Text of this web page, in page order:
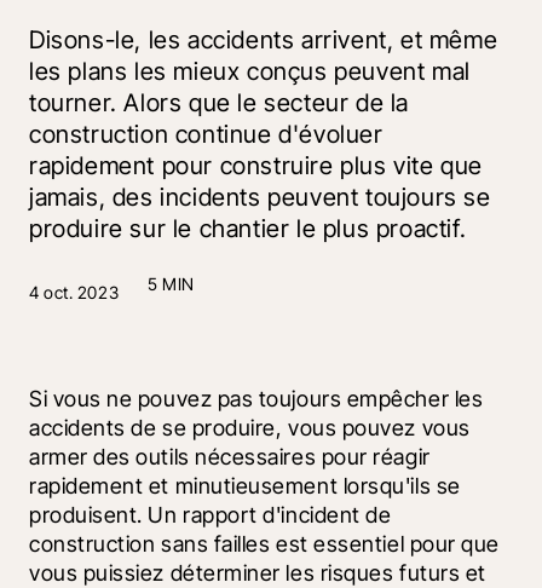
Disons-le, les accidents arrivent, et même
les plans les mieux conçus peuvent mal
tourner. Alors que le secteur de la
construction continue d'évoluer
rapidement pour construire plus vite que
jamais, des incidents peuvent toujours se
produire sur le chantier le plus proactif.
4 oct. 2023 5 MIN
Si vous ne pouvez pas toujours empêcher les
accidents de se produire, vous pouvez vous
armer des outils nécessaires pour réagir
rapidement et minutieusement lorsqu'ils se
produisent. Un rapport d'incident de
construction sans failles est essentiel pour que
vous puissiez déterminer les risques futurs et